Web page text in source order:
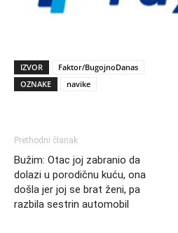
IZVOR
Faktor/BugojnoDanas
OZNAKE
navike
Prethodni članak
Bužim: Otac joj zabranio da
dolazi u porodičnu kuću, ona
došla jer joj se brat ženi, pa
razbila sestrin automobil